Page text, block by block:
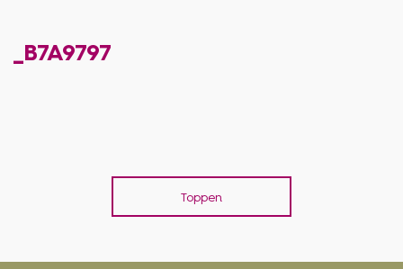
_B7A9797
Toppen